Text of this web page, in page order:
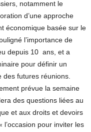
notamment le
d’une approche
économique basée sur le
l’importance de
depuis 10 ans, et a
pour définir un
des futures réunions.
prévue la semaine
des questions liées au
et aux droits et devoirs
pour inviter les